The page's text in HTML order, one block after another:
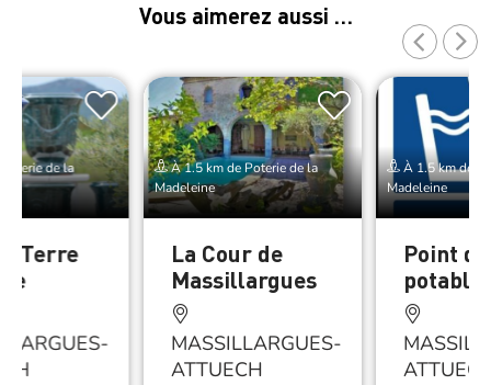
Vous aimerez aussi …
de la
Terre
À 1.5 km de Poterie de la
Madeleine
La Cour de
Massillargues
MASSILLARGUES-
ATTUECH
À 1.5 km de
Madeleine
Point
potable